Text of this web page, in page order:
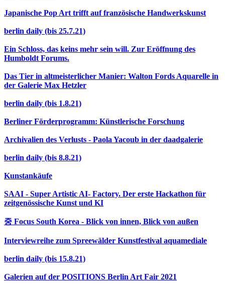
Japanische Pop Art trifft auf französische Handwerkskunst
berlin daily (bis 25.7.21)
Ein Schloss, das keins mehr sein will. Zur Eröffnung des
Humboldt Forums.
Das Tier in altmeisterlicher Manier: Walton Fords Aquarelle in
der Galerie Max Hetzler
berlin daily (bis 1.8.21)
Berliner Förderprogramm: Künstlerische Forschung
Archivalien des Verlusts - Paola Yacoub in der daadgalerie
berlin daily (bis 8.8.21)
Kunstankäufe
SAAI - Super Artistic AI- Factory. Der erste Hackathon für
zeitgenössische Kunst und KI
중 Focus South Korea - Blick von innen, Blick von außen
Interviewreihe zum Spreewälder Kunstfestival aquamediale
berlin daily (bis 15.8.21)
Galerien auf der POSITIONS Berlin Art Fair 2021